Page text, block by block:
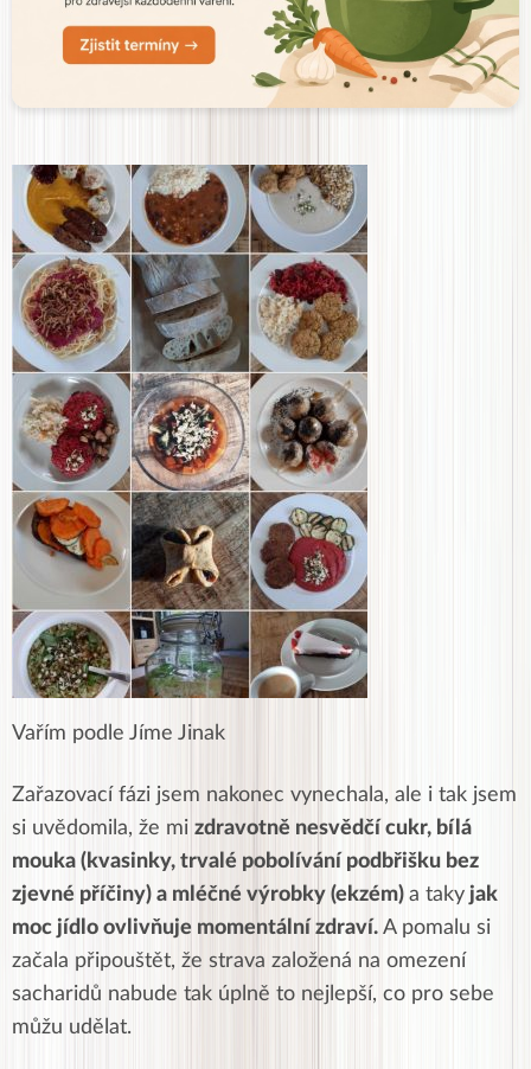
Vařím podle Jíme Jinak
Zařazovací fázi jsem nakonec vynechala, ale i tak jsem
si uvědomila, že mi zdravotně nesvědčí cukr, bílá
mouka (kvasinky, trvalé pobolívání podbřišku bez
zjevné příčiny) a mléčné výrobky (ekzém) a taky jak
moc jídlo ovlivňuje momentální zdraví. A pomalu si
začala připouštět, že strava založená na omezení
sacharidů nabude tak úplně to nejlepší, co pro sebe
můžu udělat.